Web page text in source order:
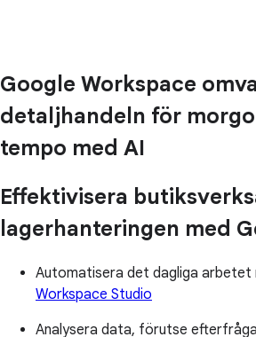
Google Workspace
detaljhandeln för
tempo med AI
Effektivisera
lagerhanteringen med
Automatisera det dagliga arbetet
Workspace Studio
Analysera data, förutse